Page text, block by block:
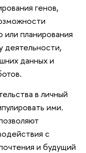
генов,
планирования
деятельности,
данных и
в личный
ими.
с
и будущий